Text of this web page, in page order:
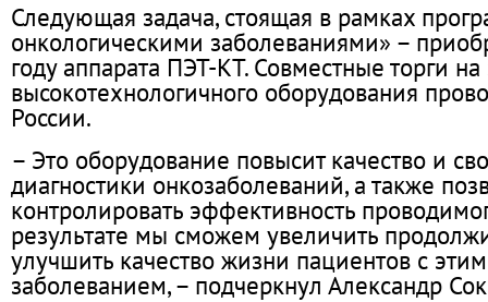
Следующая задача, стоящая в рамках
онкологическими заболеваниями» –
году аппарата ПЭТ-КТ. Совместные торги на
высокотехнологичного оборудования
России.
– Это оборудование повысит качество и
диагностики онкозаболеваний, а также
контролировать эффективность
результате мы сможем увеличить
улучшить качество жизни пациентов с
заболеванием, – подчеркнул Александр